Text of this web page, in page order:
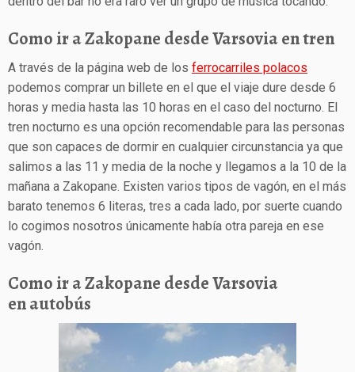
Como ir a Zakopane desde Varsovia en tren
A través de la página web de los ferrocarriles polacos
podemos comprar un billete en el que el viaje dure desde 6
horas y media hasta las 10 horas en el caso del nocturno. El
tren nocturno es una opción recomendable para las personas
que son capaces de dormir en cualquier circunstancia ya que
salimos a las 11 y media de la noche y llegamos a la 10 de la
mañana a Zakopane. Existen varios tipos de vagón, en el más
barato tenemos 6 literas, tres a cada lado, por suerte cuando
lo cogimos nosotros únicamente había otra pareja en ese
vagón.
Como ir a Zakopane desde Varsovia
en autobús